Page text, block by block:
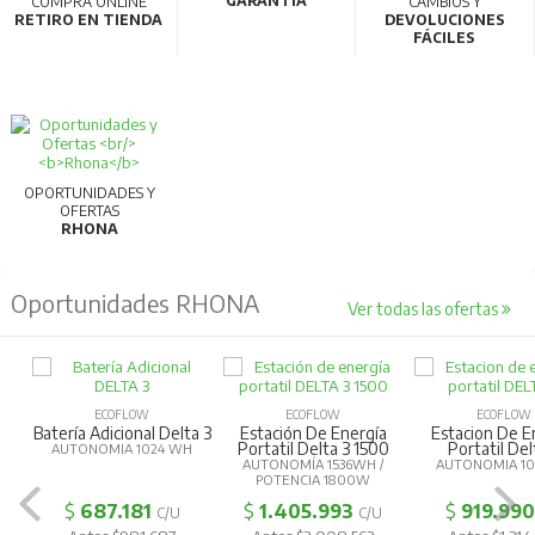
Alta calidad y eficiencia:
Producidos en líneas de
Para más información, consultar la ficha
técnica.
RETIRO EN TIENDA
DEVOLUCIONES
FÁCILES
OPORTUNIDADES Y
OFERTAS
RHONA
Oportunidades RHONA Ver todas las ofertas
ECOFLOW
Batería Adicional Delta 3
AUTONOMIA 1024 WH
$ 687.181 C/U
ECOFLOW
Estación De Energía
Portatil Delta 3 1500
AUTONOMÍA 1536WH /
POTENCIA 1800W
$1.405.993 C/U
ECOFLOW
Estacion De
Portatil
AUTONOMIA
$ 919.990